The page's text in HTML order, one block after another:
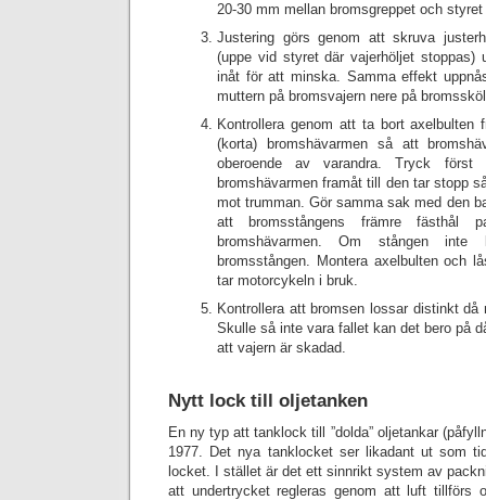
20-30 mm mellan bromsgreppet och
Justering görs genom att skruva
(uppe vid styret där vajerhöljet
inåt för att minska. Samma effekt
muttern på bromsvajern nere på
Kontrollera genom att ta bort axelbulten
(korta) bromshävarmen så att
oberoende av varandra. Tryck först
bromshävarmen framåt till den tar stopp
mot trumman. Gör samma sak med den
att bromsstångens främre fästhål
bromshävarmen. Om stången
bromsstången. Montera axelbulten och
tar motorcykeln i bruk.
Kontrollera att bromsen lossar distinkt då
Skulle så inte vara fallet kan det bero på
att vajern är skadad.
Nytt lock till oljetanken
En ny typ att tanklock till ”dolda” oljetankar
1977. Det nya tanklocket ser likadant ut som
locket. I stället är det ett sinnrikt system av
att undertrycket regleras genom att luft tillförs